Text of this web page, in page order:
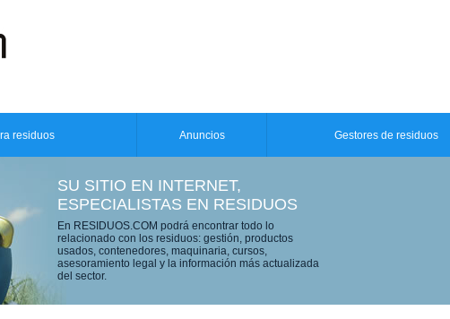
residuos Anuncios Gestores de residuos
SU SITIO EN INTERNET,
ESPECIALISTAS EN RESIDUOS
En RESIDUOS.COM podrá encontrar todo lo
relacionado con los residuos: gestión, productos
usados, contenedores, maquinaria, cursos,
asesoramiento legal y la información más actualizada
del sector.